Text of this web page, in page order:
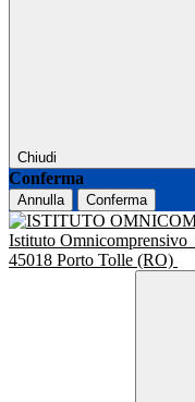
Chiudi
Conferma
Annulla Conferma
Istituto Omnicomprensivo
45018 Porto Tolle (RO)